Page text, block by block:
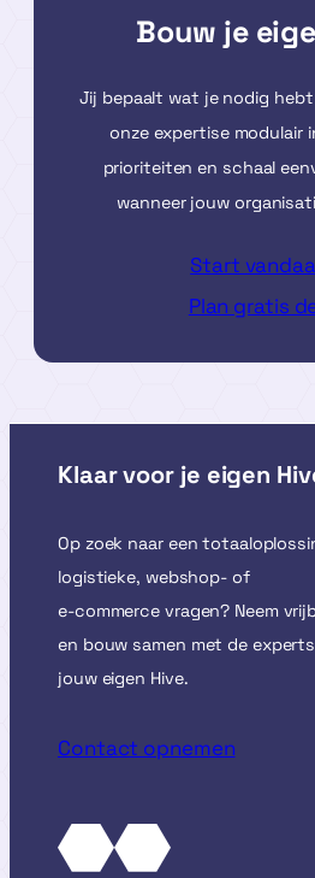
Bouw je
Jij bepaalt wat je nodig
onze expertise modulair
prioriteiten en schaal
wanneer jouw
Start
Plan gratis
Klaar voor je eigen
Op zoek naar een
logistieke, webshop- of
e-commerce vragen? Neem
en bouw samen met de
jouw eigen Hive.
Contact opnemen